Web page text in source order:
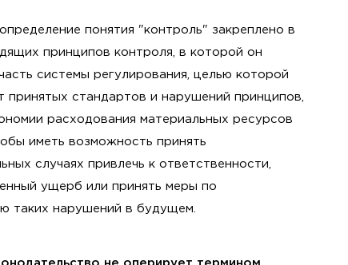
понятия "контроль" закреплено в
принципов контроля, в которой он
системы регулирования, целью которой
принятых стандартов и нарушений принципов,
расходования материальных ресурсов
иметь возможность принять
случаях привлечь к ответственности,
ущерб или принять меры по
таких нарушений в будущем.
не оперирует термином